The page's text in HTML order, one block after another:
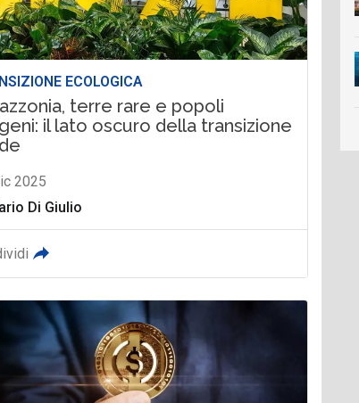
ECOLOGICA
terre rare e popoli
il lato oscuro della transizione
2025
Di Giulio